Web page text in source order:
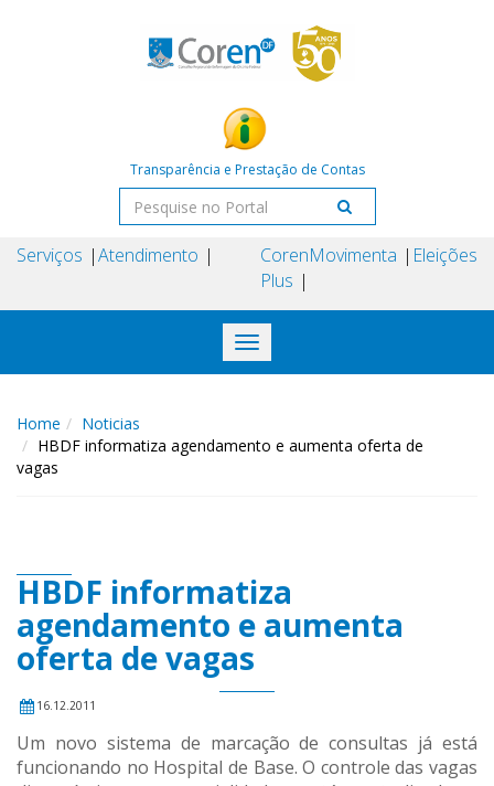
Transparência e Prestação de Contas
Serviços Atendimento
Coren
Plus
Movimenta Eleições
Toggle
navigation
Home
Noticias
HBDF informatiza agendamento e aumenta oferta de
vagas
HBDF informatiza
agendamento e aumenta
oferta de vagas
16.12.2011
Um novo sistema de marcação de consultas já está
funcionando no Hospital de Base. O controle das vagas